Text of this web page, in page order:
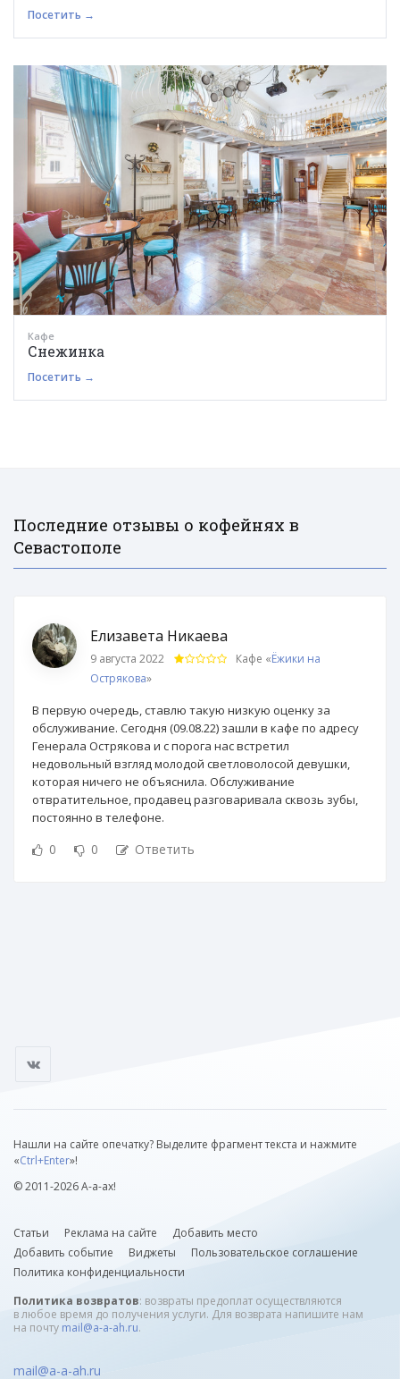
Посетить →
Кафе
Снежинка
Посетить →
Последние отзывы о кофейнях в
Севастополе
Елизавета Никаева
9 августа 2022 Кафе «Ёжики на
Острякова»
В первую очередь, ставлю такую низкую оценку за
обслуживание. Сегодня (09.08.22) зашли в кафе по адресу
Генерала Острякова и с порога нас встретил
недовольный взгляд молодой светловолосой девушки,
которая ничего не объяснила. Обслуживание
отвратительное, продавец разговаривала сквозь зубы,
постоянно в телефоне.
0 0 Ответить
Нашли на сайте опечатку? Выделите фрагмент текста и нажмите
«Ctrl+Enter»!
© 2011-2026 А-а-ах!
Статьи Реклама на сайте
Добавить место
Добавить событие
Виджеты
Пользовательское соглашение
Политика конфиденциальности
Политика возвратов: возвраты предоплат осуществляются
в любое время до получения услуги. Для возврата напишите нам
на почту mail@a-a-ah.ru.
mail@a-a-ah.ru